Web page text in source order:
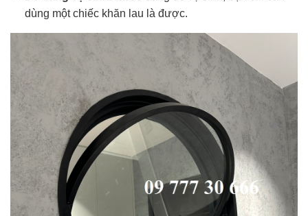
dùng một chiếc khăn lau là được.